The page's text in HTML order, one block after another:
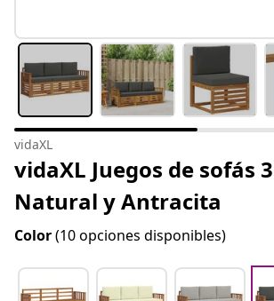
vidaXL
vidaXL Juegos de sofás
Natural y Antracita
Color(10 opciones disponibles)